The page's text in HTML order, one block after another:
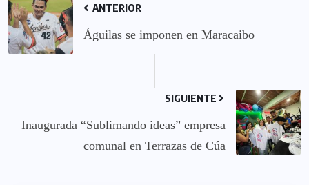
ANTERIOR
Águilas se imponen en Maracaibo
SIGUIENTE
Inaugurada “Sublimando ideas” empresa
comunal en Terrazas de Cúa